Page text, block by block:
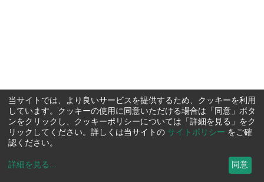
当サイトでは、より良いサービスを提供するため、クッキーを利用
しています。クッキーの使用に同意いただける場合は「同意」ボタ
ンをクリックし、クッキーポリシーについては「詳細を見る」をク
リックしてください。詳しくは当サイトの サイトポリシー をご確
認ください。
詳細を見る ... 同意